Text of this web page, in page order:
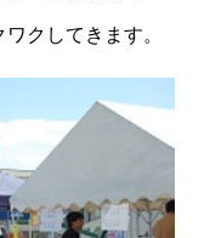
クしてきます。